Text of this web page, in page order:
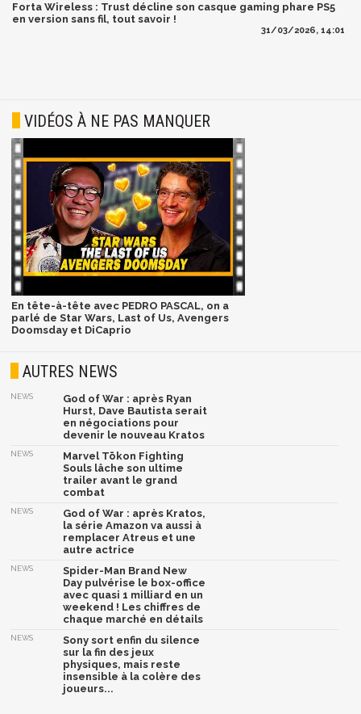
Forta Wireless : Trust décline son casque gaming phare PS5
en version sans fil, tout savoir !
31/03/2026, 14:01
VIDÉOS À NE PAS MANQUER
En tête-à-tête avec PEDRO PASCAL, on a
parlé de Star Wars, Last of Us, Avengers
Doomsday et DiCaprio
AUTRES NEWS
NEWS
God of War : après Ryan
Hurst, Dave Bautista serait
en négociations pour
devenir le nouveau Kratos
NEWS
Marvel Tōkon Fighting
Souls lâche son ultime
trailer avant le grand
combat
NEWS
God of War : après Kratos,
la série Amazon va aussi à
remplacer Atreus et une
autre actrice
NEWS
Spider-Man Brand New
Day pulvérise le box-office
avec quasi 1 milliard en un
weekend ! Les chiffres de
chaque marché en détails
NEWS
Sony sort enfin du silence
sur la fin des jeux
physiques, mais reste
insensible à la colère des
joueurs...